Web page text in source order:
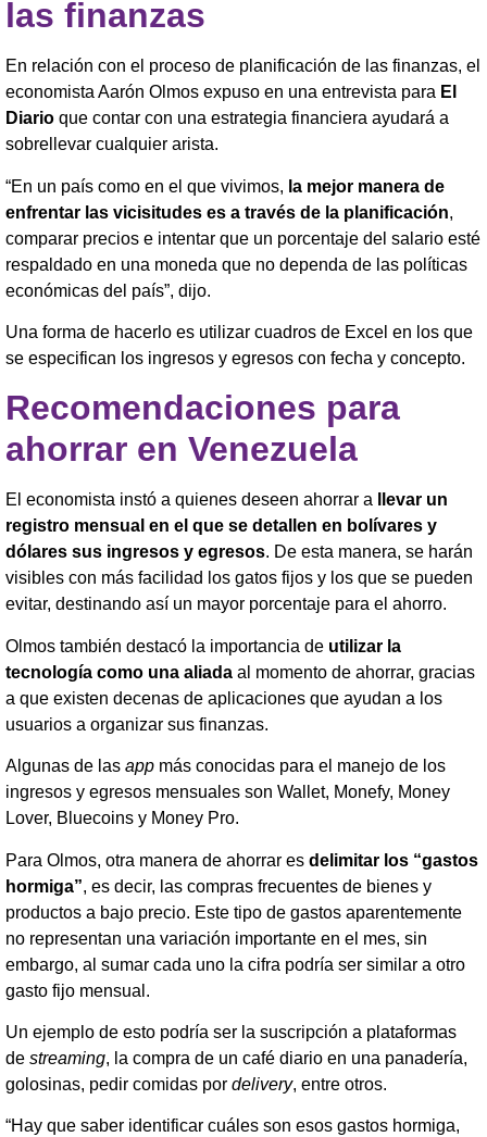
las finanzas
En relación con el proceso de planificación de las finanzas, el
economista Aarón Olmos expuso en una entrevista para El
Diario que contar con una estrategia financiera ayudará a
sobrellevar cualquier arista.
“En un país como en el que vivimos, la mejor manera de
enfrentar las vicisitudes es a través de la planificación,
comparar precios e intentar que un porcentaje del salario esté
respaldado en una moneda que no dependa de las políticas
económicas del país”, dijo.
Una forma de hacerlo es utilizar cuadros de Excel en los que
se especifican los ingresos y egresos con fecha y concepto.
Recomendaciones para
ahorrar en Venezuela
El economista instó a quienes deseen ahorrar a llevar un
registro mensual en el que se detallen en bolívares y
dólares sus ingresos y egresos. De esta manera, se harán
visibles con más facilidad los gatos fijos y los que se pueden
evitar, destinando así un mayor porcentaje para el ahorro.
Olmos también destacó la importancia de utilizar la
tecnología como una aliada al momento de ahorrar, gracias
a que existen decenas de aplicaciones que ayudan a los
usuarios a organizar sus finanzas.
Algunas de las app más conocidas para el manejo de los
ingresos y egresos mensuales son Wallet, Monefy, Money
Lover, Bluecoins y Money Pro.
Para Olmos, otra manera de ahorrar es delimitar los “gastos
hormiga”, es decir, las compras frecuentes de bienes y
productos a bajo precio. Este tipo de gastos aparentemente
no representan una variación importante en el mes, sin
embargo, al sumar cada uno la cifra podría ser similar a otro
gasto fijo mensual.
Un ejemplo de esto podría ser la suscripción a plataformas
de streaming, la compra de un café diario en una panadería,
golosinas, pedir comidas por delivery, entre otros.
“Hay que saber identificar cuáles son esos gastos hormiga,